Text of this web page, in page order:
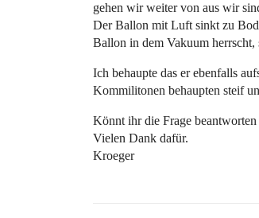
gehen wir weiter von aus wir
Der Ballon mit Luft sinkt zu
Ballon in dem Vakuum
Ich behaupte das er ebenfalls
Kommilitonen behaupten steif
Könnt ihr die Frage
Vielen Dank dafür.
Kroeger